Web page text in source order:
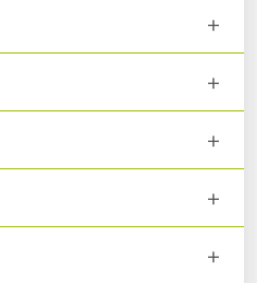
+
+
+
+
+